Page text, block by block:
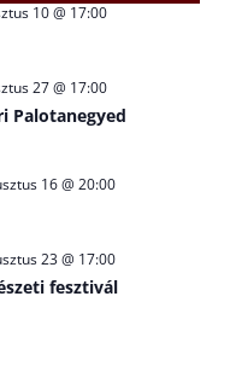
10 @ 17:00
27 @ 17:00
Palotanegyed
16 @ 20:00
23 @ 17:00
fesztivál